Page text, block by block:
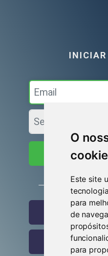
O
Este site
para
de
para
Iniciar
Entrar
Entrar